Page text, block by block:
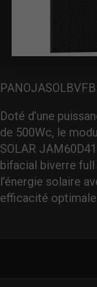
Doté d’une
de 500Wc, le
SOLAR
bifacial biverre
l’énergie solaire
efficacité